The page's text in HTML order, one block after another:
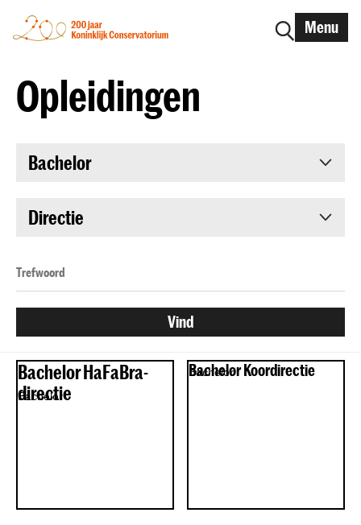
Menu
Opleidingen
Bachelor
Directie
Bachelor HaFaBra-
directie
Bachelor
Bachelor Koordirectie
Bachelor